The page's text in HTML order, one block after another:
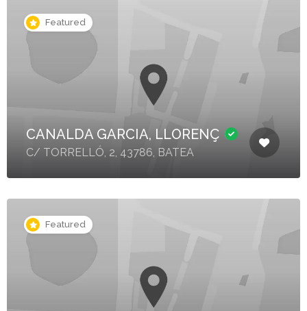
Featured
CANALDA GARCIA, LLORENÇ
C/ TORRELLÓ, 2, 43786, BATEA
Featured